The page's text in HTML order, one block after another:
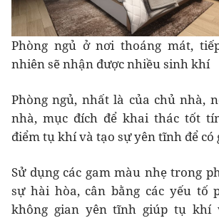
Phòng ngủ ở nơi thoáng mát,
nhiên sẽ nhận được nhiều sinh khí
Phòng ngủ, nhất là của chủ nhà,
nhà, mục đích để khai thác tốt
điểm tụ khí và tạo sự yên tĩnh để có
Sử dụng các gam màu nhẹ trong
sự hài hòa, cân bằng các yếu tố
không gian yên tĩnh giúp tụ khí